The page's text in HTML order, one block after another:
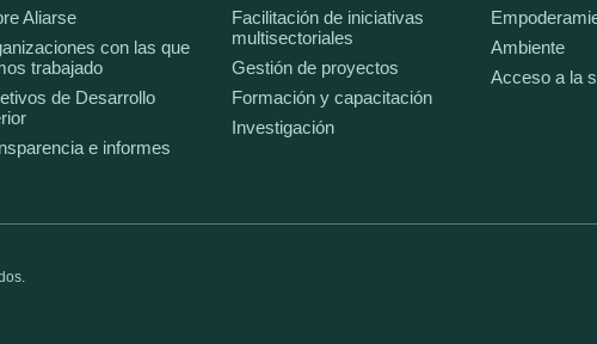
Aliarse
con las que
trabajado
de Desarrollo
e informes
Facilitación de iniciativas
multisectoriales
Gestión de proyectos
Formación y capacitación
Investigación
Ambiente
Acceso a la